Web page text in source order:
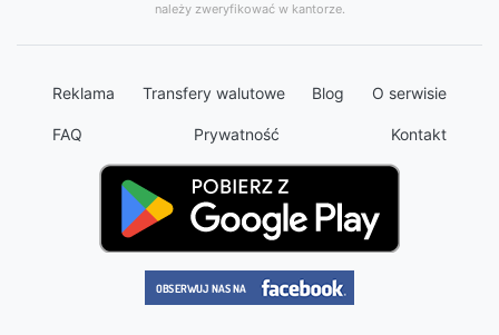
należy zweryfikować w kantorze.
Reklama Transfery walutowe Blog O serwisie
FAQ Prywatność Kontakt